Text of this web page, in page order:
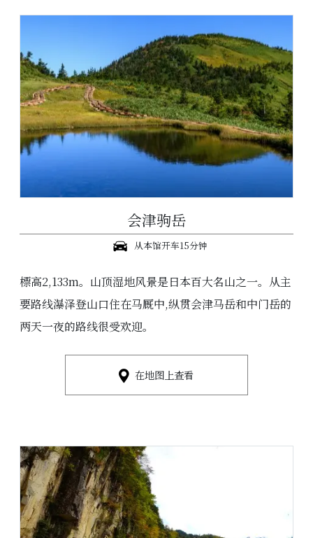
会津驹岳
从本馆开车15分钟
標高2,133m。山顶湿地风景是日本百大名山之一。从主
要路线瀑泽登山口住在马厩中,纵贯会津马岳和中门岳的
两天一夜的路线很受欢迎。
在地图上查看